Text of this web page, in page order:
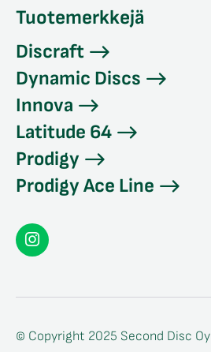
Tuotemerkkejä
Discraft
Dynamic Discs
Innova
Latitude 64
Prodigy
Prodigy Ace Line
Seconddisc
© Copyright 2025 Second Disc Oy